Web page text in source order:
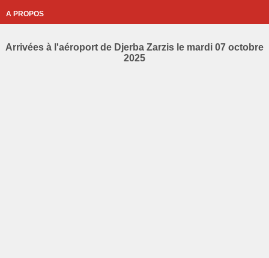
A PROPOS
Arrivées à l'aéroport de Djerba Zarzis le mardi 07 octobre
2025